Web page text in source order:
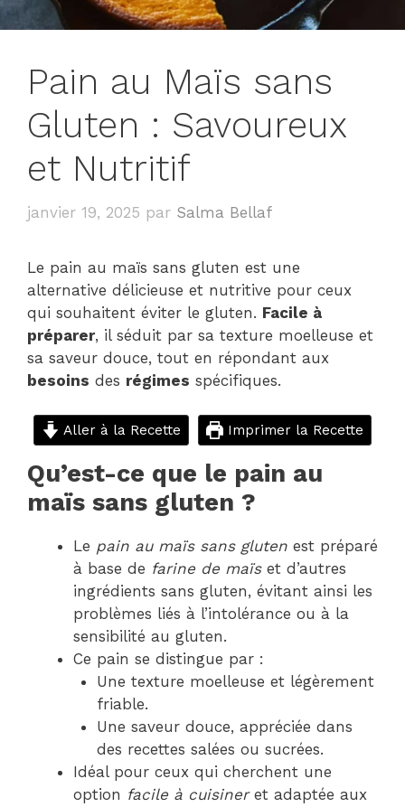
Pain au Maïs sans
Gluten : Savoureux
et Nutritif
janvier 19, 2025 par Salma Bellaf
Le pain au maïs sans gluten est une
alternative délicieuse et nutritive pour ceux
qui souhaitent éviter le gluten. Facile à
préparer, il séduit par sa texture moelleuse et
sa saveur douce, tout en répondant aux
besoins des régimes spécifiques.
Aller à la Recette Imprimer la Recette
Qu’est-ce que le pain au
maïs sans gluten ?
Le pain au maïs sans gluten est préparé
à base de farine de maïset d’autres
ingrédients sans gluten, évitant ainsi les
problèmes liés à l’intolérance ou à la
sensibilité au gluten.
Ce pain se distingue par :
Une texture moelleuse et légèrement
friable.
Une saveur douce, appréciée dans
des recettes salées ou sucrées.
Idéal pour ceux qui cherchent une
option facile à cuisineret adaptée aux